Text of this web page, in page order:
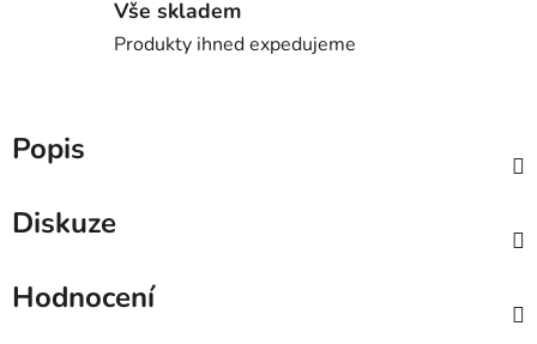
Vše skladem
Produkty ihned expedujeme
Popis
Diskuze
Hodnocení